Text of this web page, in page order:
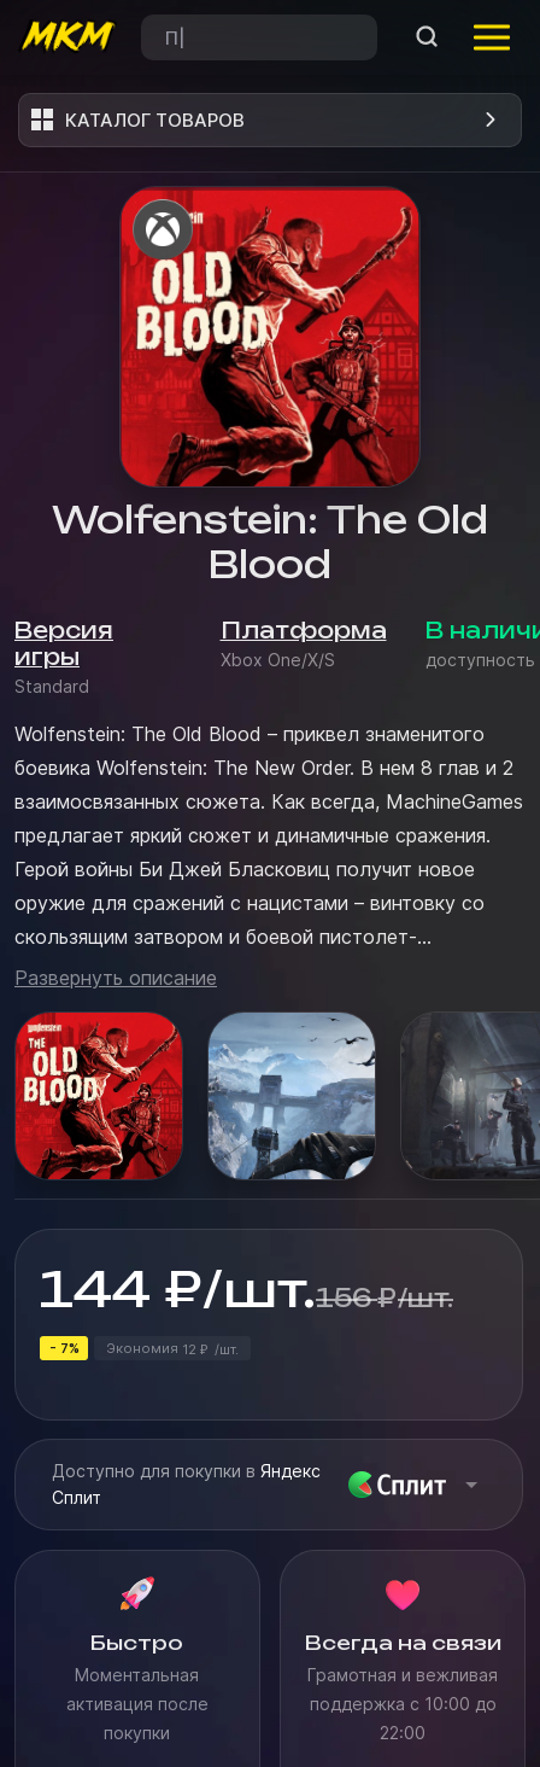
КАТАЛОГ ТОВАРОВ
Wolfenstein: The Old
Blood
Версия
игры
Standard
Платформа
Xbox One/X/S
В
доступность
Wolfenstein: The Old Blood – приквел знаменитого
боевика Wolfenstein: The New Order. В нем 8 глав и 2
взаимосвязанных сюжета. Как всегда, MachineGames
предлагает яркий сюжет и динамичные сражения.
Герой войны Би Джей Бласковиц получит новое
оружие для сражений с нацистами – винтовку со
скользящим затвором и боевой пистолет-
гранатомет, а также сможет брать в обе руки по
или отбиваться от невиданных доселе противников.
Развернуть описание
144 ₽/шт.156 ₽/шт.
- 7% Экономия 12 ₽ /шт.
Доступно для покупки в Яндекс
Сплит
Быстро
Моментальная
активация после
покупки
Всегда на связи
Грамотная и вежливая
поддержка с 10:00 до
22:00